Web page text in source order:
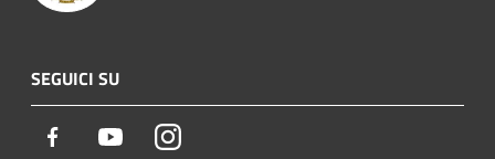
SEGUICI SU
Facebook YoutubeInstagram